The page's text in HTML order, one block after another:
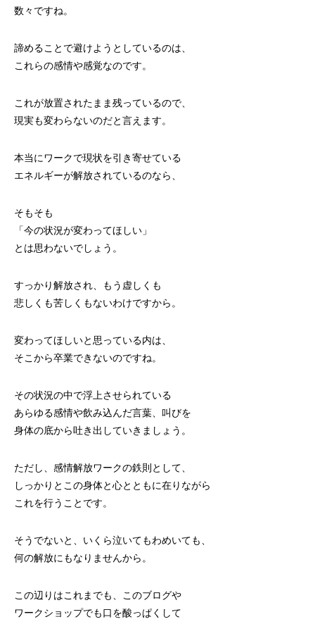
数々ですね。
諦めることで避けようとしているのは、
これらの感情や感覚なのです。
これが放置されたまま残っているので、
現実も変わらないのだと言えます。
本当にワークで現状を引き寄せている
エネルギーが解放されているのなら、
そもそも
「今の状況が変わってほしい」
とは思わないでしょう。
すっかり解放され、もう虚しくも
悲しくも苦しくもないわけですから。
変わってほしいと思っている内は、
そこから卒業できないのですね。
その状況の中で浮上させられている
あらゆる感情や飲み込んだ言葉、叫びを
身体の底から吐き出していきましょう。
ただし、感情解放ワークの鉄則として、
しっかりとこの身体と心とともに在りながら
これを行うことです。
そうでないと、いくら泣いてもわめいても、
何の解放にもなりませんから。
この辺りはこれまでも、このブログや
ワークショップでも口を酸っぱくして